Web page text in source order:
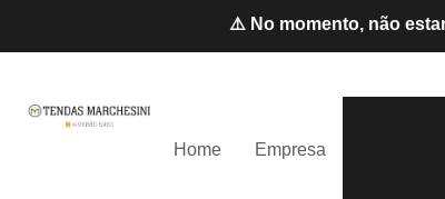
⚠️ No momento, não
Home Empresa